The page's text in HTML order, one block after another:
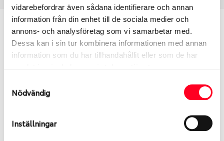
vidarebefordrar även sådana identifierare och annan
information från din enhet till de sociala medier och
annons- och analysföretag som vi samarbetar med.
Dessa kan i sin tur kombinera informationen med annan
information som du har tillhandahållit eller som de har
Nödvändig
Inställningar
Passar denna fälg min bil?
Ange registreringsnummer för att se om den fälg
Ibland kan fälgen ha bytts ut under årens lopp och
inte vara samma dimension som bilen hade ut från